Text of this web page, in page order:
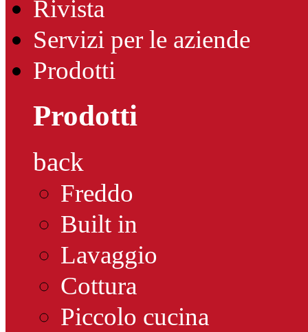
Rivista
Servizi per le aziende
Prodotti
Prodotti
back
Freddo
Built in
Lavaggio
Cottura
Piccolo cucina